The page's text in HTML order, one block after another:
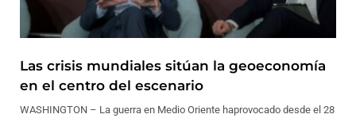
Las crisis mundiales sitúan la geoeconomía
en el centro del escenario
WASHINGTON – La guerra en Medio Oriente haprovocado desde el 28